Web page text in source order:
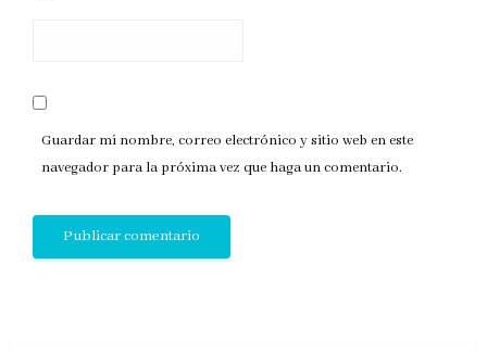
Guardar mi nombre, correo electrónico y sitio web en este
navegador para la próxima vez que haga un comentario.